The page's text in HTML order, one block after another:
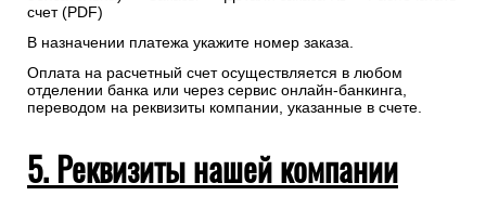
счет (PDF)
В назначении платежа укажите номер заказа.
Оплата на расчетный счет осуществляется в любом
отделении банка или через сервис онлайн-банкинга,
переводом на реквизиты компании, указанные в счете.
5. Реквизиты нашей компании